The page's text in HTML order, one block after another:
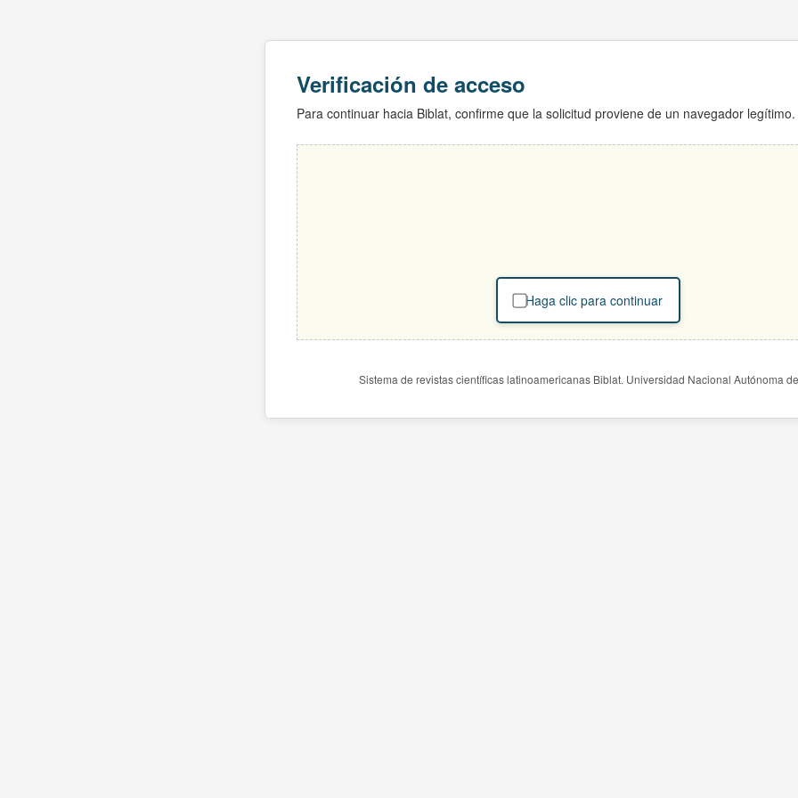
Verificación de acceso
Para continuar hacia Biblat, confirme que la solicitud proviene de un navegador legítimo.
Haga clic para continuar
Sistema de revistas científicas latinoamericanas Biblat. Universidad Nacional Autónoma